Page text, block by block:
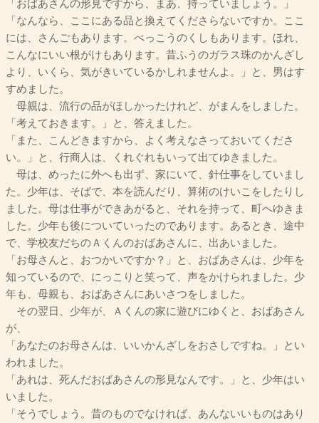
「おばあさんの形見ですから、まあ、持っていましょう。」
「なんなら、ここにある品と換えてくださらないですか。ここ
には、さんごもあります。べっこうのくしもあります。ほれ、
こんなにいい根がけもあります。昔ふうのガラス珠のかんざし
より、いくら、気がきいているかしれませんよ。」と、男はす
すめました。
母親は、流行の品がほしかったけれど、がまんをしました。
「考えておきます。」と、答えました。
「また、こんどきますから、よく考えなさっておいてくださ
い。」と、行商人は、くれぐれもいって出てゆきました。
母は、めったに外へも出ず、家にいて、針仕事をしていまし
た。少年は、そばで、本を読んだり、算術のけいこをしたりし
ました。母は仕事ができあがると、それを持って、町へゆきま
した。少年も後についていったのであります。あるとき、途中
で、学校友だちのＡくんのおばあさんに、出あいました。
「お母さんと、おつかいですか？」と、おばあさんは、少年を
知っているので、にっこりと笑って、声をかけられました。少
年も、母親も、おばあさんにあいさつをしました。
その翌日、少年が、Ａくんの家に遊びにゆくと、おばあさん
が、
「あなたのお母さんは、いいかんざしをおさしですね。」とい
われました。
「あれは、死んだおばあさんの形見なんです。」と、少年はい
いました。
「そうでしょう。昔のものでなければ、あんないいものはあり